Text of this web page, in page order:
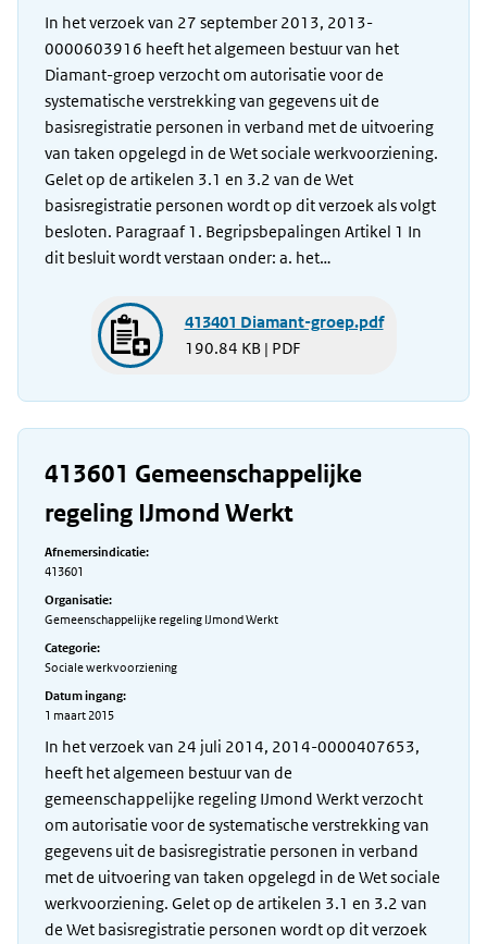
In het verzoek van 27 september 2013, 2013-
0000603916 heeft het algemeen bestuur van het
Diamant-groep verzocht om autorisatie voor de
systematische verstrekking van gegevens uit de
basisregistratie personen in verband met de uitvoering
van taken opgelegd in de Wet sociale werkvoorziening.
Gelet op de artikelen 3.1 en 3.2 van de Wet
basisregistratie personen wordt op dit verzoek als volgt
besloten. Paragraaf 1. Begripsbepalingen Artikel 1 In
dit besluit wordt verstaan onder: a. het…
413401 Diamant-groep.pdf
190.84 KB | PDF
413601 Gemeenschappelijke
regeling IJmond Werkt
Afnemersindicatie:
413601
Organisatie:
Gemeenschappelijke regeling IJmond Werkt
Categorie:
Sociale werkvoorziening
Datum ingang:
1 maart 2015
In het verzoek van 24 juli 2014, 2014-0000407653,
heeft het algemeen bestuur van de
gemeenschappelijke regeling IJmond Werkt verzocht
om autorisatie voor de systematische verstrekking van
gegevens uit de basisregistratie personen in verband
met de uitvoering van taken opgelegd in de Wet sociale
werkvoorziening. Gelet op de artikelen 3.1 en 3.2 van
de Wet basisregistratie personen wordt op dit verzoek